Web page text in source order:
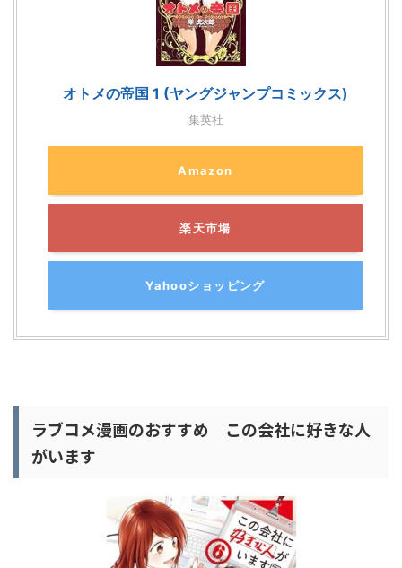
オトメの帝国 1 (ヤングジャンプコミックス)
集英社
Amazon
楽天市場
Yahooショッピング
ラブコメ漫画のおすすめ この会社に好きな人
がいます